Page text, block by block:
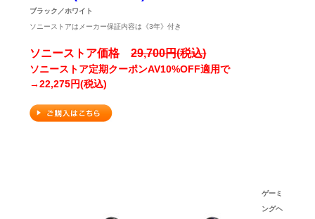
ブラック／ホワイト
ソニーストアはメーカー保証内容は《3年》付き
ソニーストア価格29,700円(税込)
ソニーストア定期クーポンAV10%OFF適用で
→22,275円(税込)
ゲーミ
ングヘ